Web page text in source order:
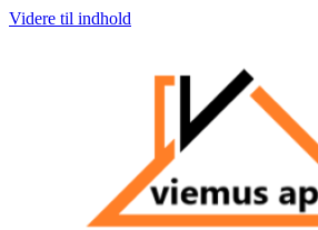
Videre til indhold